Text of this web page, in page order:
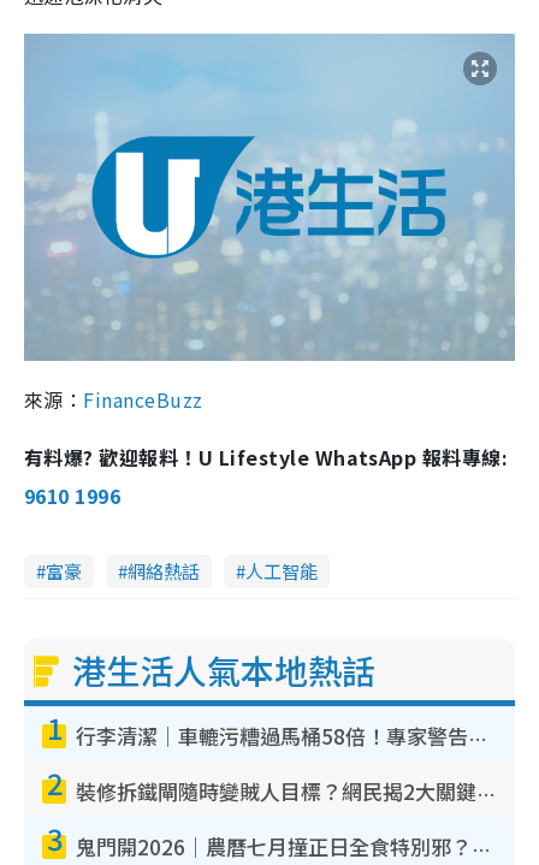
來源： FinanceBuzz
有料爆? 歡迎報料！U Lifestyle WhatsApp 報料專線:
9610 1996
富豪 網絡熱話 人工智能
港生活人氣本地熱話
1 行李清潔｜車轆污糟過馬桶58倍！專家警告忌用酒精抹 教1招免污手除菌
2 裝修拆鐵閘隨時變賊人目標？網民揭2大關鍵用途：裝新式等於白裝？附新舊鐵閘分別
3 鬼門開2026｜農曆七月撞正日全食特別邪？專家警告切忌做一事！揭4大禁忌+2招保平安